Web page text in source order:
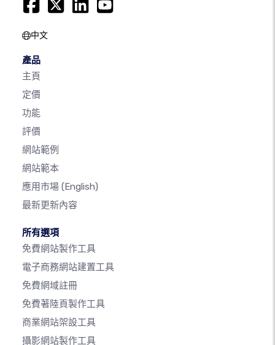
中文
產品
主頁
定價
功能
評價
網站範例
網站範本
應用市場 (English)
最新更新內容
所有選項
免費網站製作工具
電子商務網站建置工具
免費網域註冊
免費著陸頁製作工具
商業網站架設工具
攝影網站製作工具